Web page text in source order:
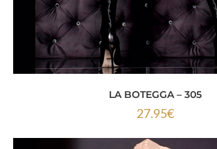
LA BOTEGGA – 305
27.95€